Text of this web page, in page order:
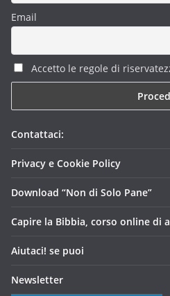
Email
Accetto le regole di
Contattaci:
Privacy e Cookie Policy
Download “Non di Solo Pane”
Capire la Bibbia, corso online di
Aiutaci! se puoi
Newsletter